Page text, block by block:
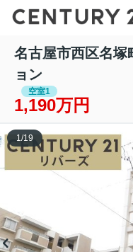
名古屋市西区名塚
ョン
空室1
1,190万円
1/19